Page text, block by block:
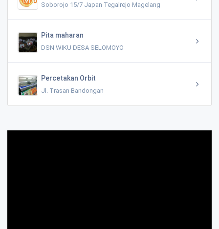
Soborojo 15/7 Japan Tegalrejo Magelang
Pita maharan
DSN WIKU DESA SELOMOYO
Percetakan Orbit
Jl. Trasan Bandongan